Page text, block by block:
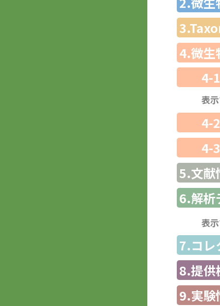
4.微生
4-
表
4-
4-
5.文献
6.解析
表
7.コレ
8.提供
9.実験